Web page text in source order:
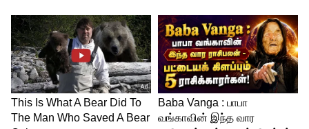
பயனாளிகளாக உள்ளவர்கள், தங்களது
வங்கிக் கணக்கு செயல்பாட்டில் உள்ளதா,
ஆதார் இணைப்பு சரியாக உள்ளதா,
மொபைல் எண் புதுப்பிக்கப்பட்டுள்ளதா
என்பதை முன்கூட்டியே சரிபார்த்துக்
கொள்வது நல்லது. இதனால் தொகை வரவு